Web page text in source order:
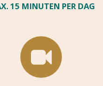
15 MINUTEN PER DAG